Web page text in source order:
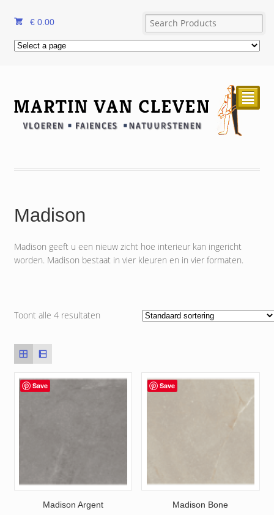
€ 0.00
²
Madison
Madison geeft u een nieuw zicht hoe interieur kan ingericht
worden. Madison bestaat in vier kleuren en in vier formaten.
Toont alle 4 resultaten
Save
Madison Argent
Save
Madison Bone